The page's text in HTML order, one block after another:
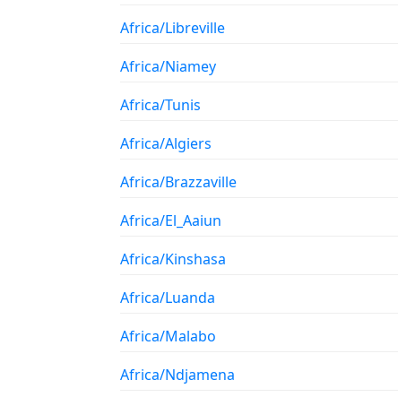
Africa/Libreville
Africa/Niamey
Africa/Tunis
Africa/Algiers
Africa/Brazzaville
Africa/El_Aaiun
Africa/Kinshasa
Africa/Luanda
Africa/Malabo
Africa/Ndjamena